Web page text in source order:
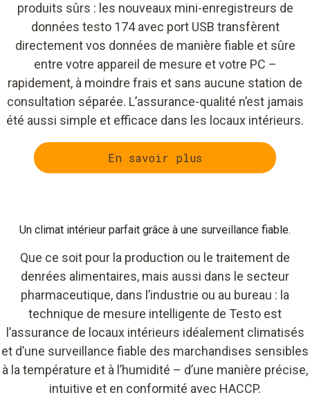
produits sûrs : les nouveaux mini-enregistreurs de
données testo 174 avec port USB transfèrent
directement vos données de manière fiable et sûre
entre votre appareil de mesure et votre PC –
rapidement, à moindre frais et sans aucune station de
consultation séparée. L’assurance-qualité n’est jamais
été aussi simple et efficace dans les locaux intérieurs.
En savoir plus
Un climat intérieur parfait grâce à une surveillance fiable.
Que ce soit pour la production ou le traitement de
denrées alimentaires, mais aussi dans le secteur
pharmaceutique, dans l’industrie ou au bureau : la
technique de mesure intelligente de Testo est
l’assurance de locaux intérieurs idéalement climatisés
et d’une surveillance fiable des marchandises sensibles
à la température et à l’humidité – d’une manière précise,
intuitive et en conformité avec HACCP.